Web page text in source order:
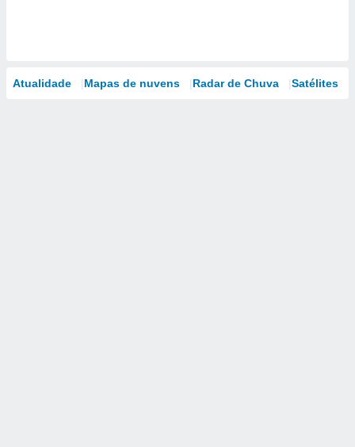
Atualidade Mapas de nuvens Radar de Chuva Satélites